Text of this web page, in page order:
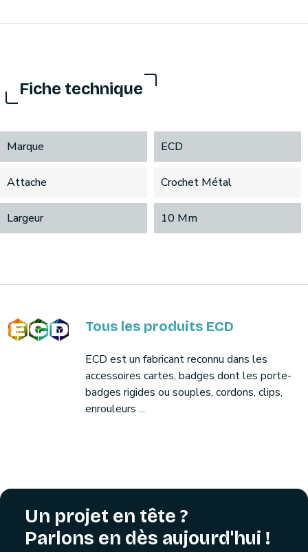
Fiche technique
Marque ECD
Attache Crochet Métal
Largeur 10 Mm
Tous les produits ECD
ECD est un fabricant reconnu dans les
accessoires cartes, badges dont les porte-
badges rigides ou souples, cordons, clips,
enrouleurs ...
Un projet en tête ?
Parlons en dès aujourd'hui !